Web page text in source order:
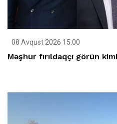
08 Avqust 2026 15:00
Məşhur fırıldaqçı görün